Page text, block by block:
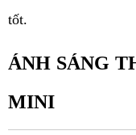
tốt.
ÁNH SÁNG
MINI